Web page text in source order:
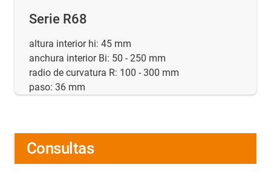
Serie R68
altura interior hi: 45 mm
anchura interior Bi: 50 - 250 mm
radio de curvatura R: 100 - 300 mm
paso: 36 mm
Consultas